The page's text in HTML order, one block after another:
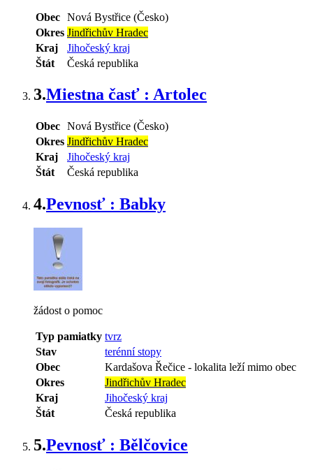
Obec Nová Bystřice (Česko)
Okres Jindřichův Hradec
Kraj
Jihočeský kraj
Štát
Česká republika
3.Miestna časť : Artolec
Obec Nová Bystřice (Česko)
Okres Jindřichův Hradec
Kraj
Jihočeský kraj
Štát
Česká republika
4.Pevnosť : Babky
žádost o pomoc
Typ pamiatky tvrz
Stav
terénní stopy
Obec
Kardašova Řečice - lokalita leží mimo obec
Okres
Jindřichův Hradec
Kraj
Jihočeský kraj
Štát
Česká republika
5.Pevnosť : Bělčovice